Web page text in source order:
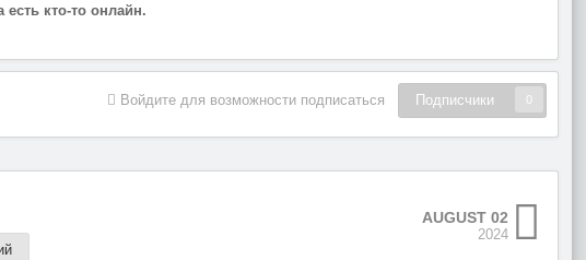
есть кто-то онлайн.
Войдите для возможности подписаться Подписчики 0
AUGUST 02
2024